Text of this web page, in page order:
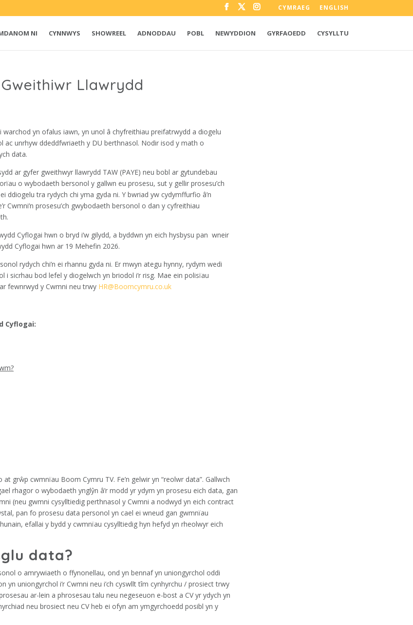
CYMRAEG ENGLISH
NI CYNNWYS SHOWREEL ADNODDAU POBL NEWYDDION GYRFAOEDD CYSYLLTU
Llawrydd
yn ofalus iawn, yn unol â chyfreithiau preifatrwydd a diogelu
ac unrhyw ddeddfwriaeth y DU berthnasol. Nodir isod y math o
data.
ar gyfer gweithwyr llawrydd TAW (PAYE) neu bobl ar gytundebau
o wybodaeth bersonol y gallwn eu prosesu, sut y gellir prosesu’ch
ddiogelu tra rydych chi yma gyda ni. Y bwriad yw cydymffurfio â’n
prosesu’ch gwybodaeth bersonol o dan y cyfreithiau
Cyflogai hwn o bryd i’w gilydd, a byddwn yn eich hysbysu pan wneir
Cyflogai hwn ar 19 Mehefin 2026.
rydych chi’n ei rhannu gyda ni. Er mwyn ategu hynny, rydym wedi
sicrhau bod lefel y diogelwch yn briodol i’r risg. Mae ein polisïau
fewnrwyd y Cwmni neu trwy HR@Boomcymru.co.uk
Cyflogai:
at grŵp cwmnïau Boom Cymru TV. Fe’n gelwir yn “reolwr data”. Gallwch
rhagor o wybodaeth ynglŷn â’r modd yr ydym yn prosesu eich data, gan
(neu gwmni cysylltiedig perthnasol y Cwmni a nodwyd yn eich contract
pan fo prosesu data personol yn cael ei wneud gan gwmnïau
efallai y bydd y cwmnïau cysylltiedig hyn hefyd yn rheolwyr eich
data?
o amrywiaeth o ffynonellau, ond yn bennaf yn uniongyrchol oddi
yn uniongyrchol i’r Cwmni neu i’ch cyswllt tîm cynhyrchu / prosiect trwy
ar-lein a phrosesau talu neu negeseuon e-bost a CV yr ydych yn
neu brosiect neu CV heb ei ofyn am ymgyrchoedd posibl yn y